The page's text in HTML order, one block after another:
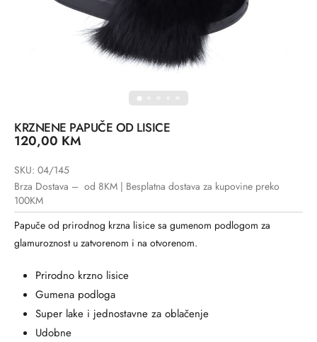
KRZNENE PAPUČE OD LISICE
120,00 KM
SKU: 04/145
Brza Dostava – od 8KM | Besplatna dostava za kupovine preko
100KM
Papuče od prirodnog krzna lisice sa gumenom podlogom za
glamuroznost u zatvorenom i na otvorenom.
Prirodno krzno lisice
Gumena podloga
Super lake i jednostavne za oblačenje
Udobne